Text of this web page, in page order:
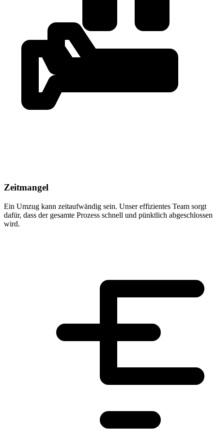
Zeitmangel
Ein Umzug kann zeitaufwändig sein. Unser effizientes Team sorgt
dafür, dass der gesamte Prozess schnell und pünktlich abgeschlossen
wird.